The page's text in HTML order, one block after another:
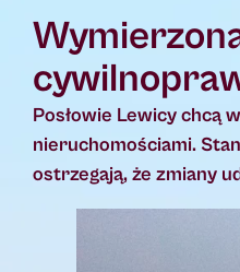
Posłowie Lewicy chcą
nieruchomościami.
ostrzegają, że zmiany